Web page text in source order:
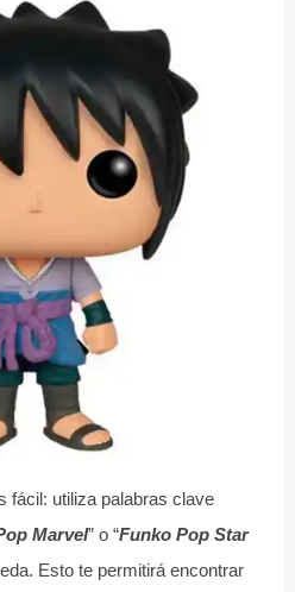
fácil: utiliza palabras clave
Marvel” o “Funko Pop Star
Esto te permitirá encontrar